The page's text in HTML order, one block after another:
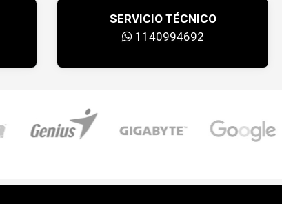
SERVICIO TÉCNICO
1140994692